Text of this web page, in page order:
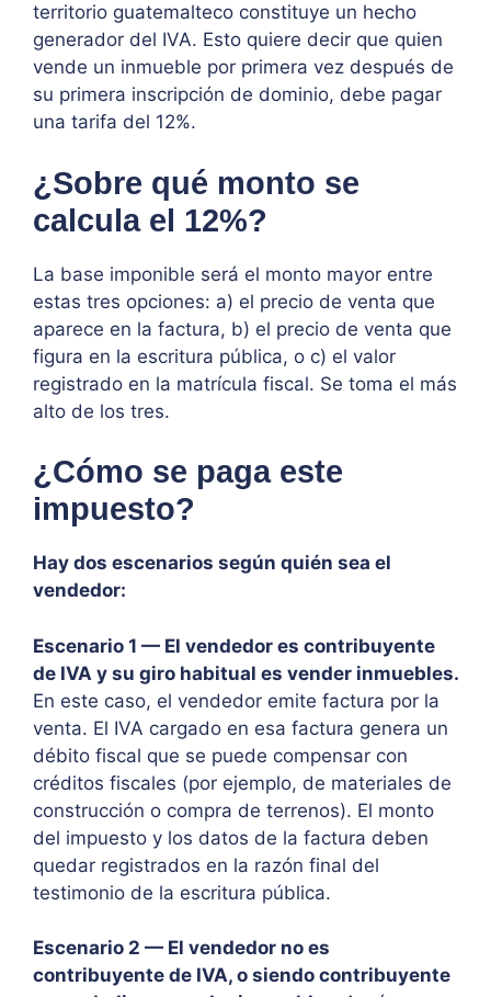
territorio guatemalteco constituye un hecho
generador del IVA. Esto quiere decir que quien
vende un inmueble por primera vez después de
su primera inscripción de dominio, debe pagar
una tarifa del 12%.
¿Sobre qué monto se
calcula el 12%?
La base imponible será el monto mayor entre
estas tres opciones: a) el precio de venta que
aparece en la factura, b) el precio de venta que
figura en la escritura pública, o c) el valor
registrado en la matrícula fiscal. Se toma el más
alto de los tres.
¿Cómo se paga este
impuesto?
Hay dos escenarios según quién sea el
vendedor:
Escenario 1 — El vendedor es contribuyente
de IVA y su giro habitual es vender inmuebles.
En este caso, el vendedor emite factura por la
venta. El IVA cargado en esa factura genera un
débito fiscal que se puede compensar con
créditos fiscales (por ejemplo, de materiales de
construcción o compra de terrenos). El monto
del impuesto y los datos de la factura deben
quedar registrados en la razón final del
testimonio de la escritura pública.
Escenario 2 — El vendedor no es
contribuyente de IVA, o siendo contribuyente